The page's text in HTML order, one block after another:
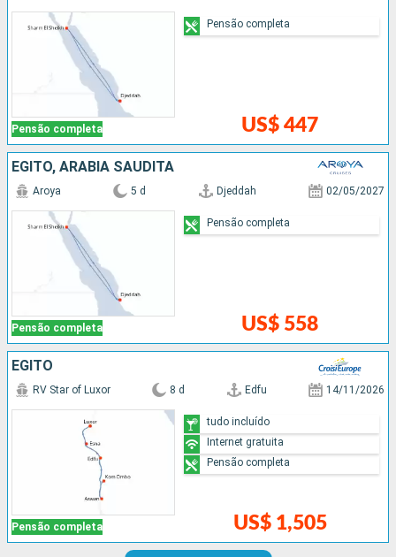
Pensão completa US$ 447
Pensão completa
EGITO, ARABIA SAUDITA
Pensão completa
Aroya 5 d Djeddah 02/05/2027
US$ 558
Pensão completa
EGITO
Pensão completa
RV Star of Luxor 8 d Edfu 14/11/2026
US$ 1,505
tudo incluído
Internet gratuita
Pensão completa